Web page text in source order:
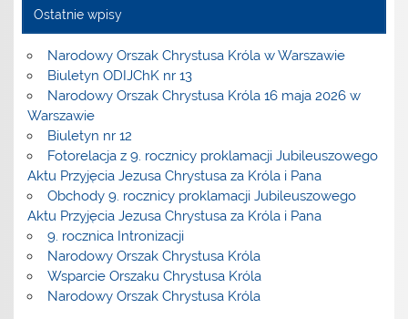
Ostatnie wpisy
Narodowy Orszak Chrystusa Króla w Warszawie
Biuletyn ODIJChK nr 13
Narodowy Orszak Chrystusa Króla 16 maja 2026 w
Warszawie
Biuletyn nr 12
Fotorelacja z 9. rocznicy proklamacji Jubileuszowego
Aktu Przyjęcia Jezusa Chrystusa za Króla i Pana
Obchody 9. rocznicy proklamacji Jubileuszowego
Aktu Przyjęcia Jezusa Chrystusa za Króla i Pana
9. rocznica Intronizacji
Narodowy Orszak Chrystusa Króla
Wsparcie Orszaku Chrystusa Króla
Narodowy Orszak Chrystusa Króla